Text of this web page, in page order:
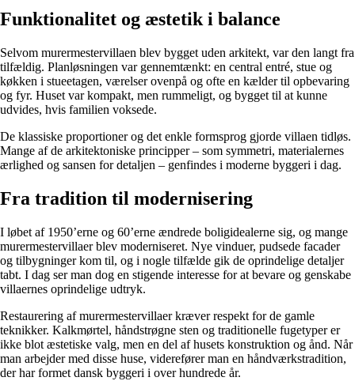
Funktionalitet og æstetik i balance
Selvom murermestervillaen blev bygget uden arkitekt, var den langt fra
tilfældig. Planløsningen var gennemtænkt: en central entré, stue og
køkken i stueetagen, værelser ovenpå og ofte en kælder til opbevaring
og fyr. Huset var kompakt, men rummeligt, og bygget til at kunne
udvides, hvis familien voksede.
De klassiske proportioner og det enkle formsprog gjorde villaen tidløs.
Mange af de arkitektoniske principper – som symmetri, materialernes
ærlighed og sansen for detaljen – genfindes i moderne byggeri i dag.
Fra tradition til modernisering
I løbet af 1950’erne og 60’erne ændrede boligidealerne sig, og mange
murermestervillaer blev moderniseret. Nye vinduer, pudsede facader
og tilbygninger kom til, og i nogle tilfælde gik de oprindelige detaljer
tabt. I dag ser man dog en stigende interesse for at bevare og genskabe
villaernes oprindelige udtryk.
Restaurering af murermestervillaer kræver respekt for de gamle
teknikker. Kalkmørtel, håndstrøgne sten og traditionelle fugetyper er
ikke blot æstetiske valg, men en del af husets konstruktion og ånd. Når
man arbejder med disse huse, viderefører man en håndværkstradition,
der har formet dansk byggeri i over hundrede år.